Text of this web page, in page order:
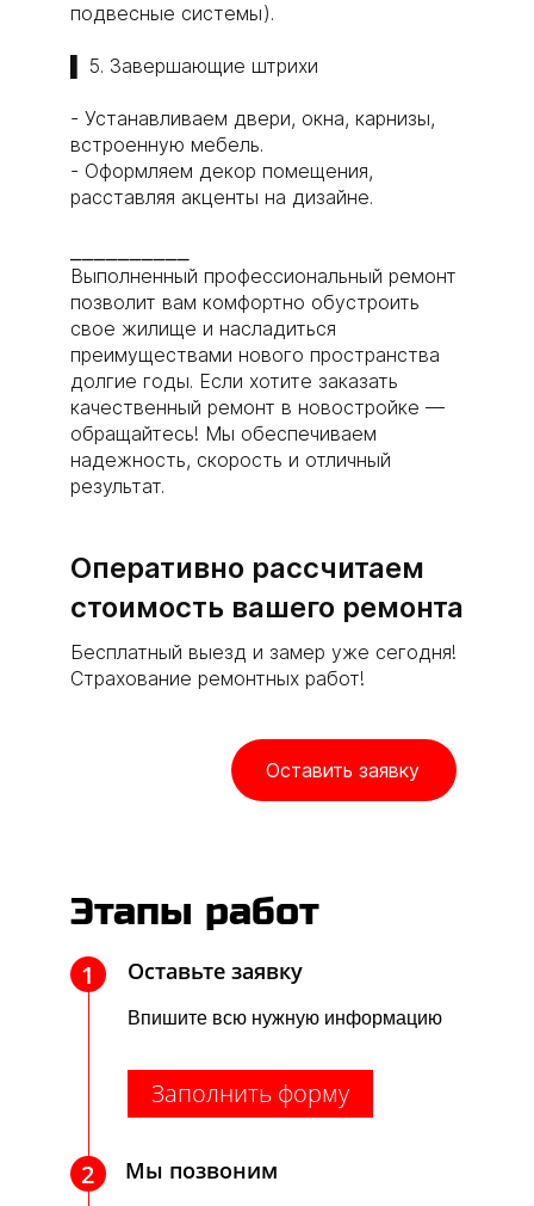
подвесные системы).
▌ 5. Завершающие штрихи
- Устанавливаем двери, окна, карнизы,
встроенную мебель.
- Оформляем декор помещения,
расставляя акценты на дизайне.
Выполненный профессиональный ремонт
позволит вам комфортно обустроить
свое жилище и насладиться
преимуществами нового пространства
долгие годы. Если хотите заказать
качественный ремонт в новостройке —
обращайтесь! Мы обеспечиваем
надежность, скорость и отличный
результат.
Оперативно рассчитаем
стоимость вашего ремонта
Бесплатный выезд и замер уже сегодня!
Страхование ремонтных работ!
Оставить заявку
Этапы работ
Оставьте заявку
Впишите всю нужную информацию
Заполнить форму
1
2 Мы позвоним